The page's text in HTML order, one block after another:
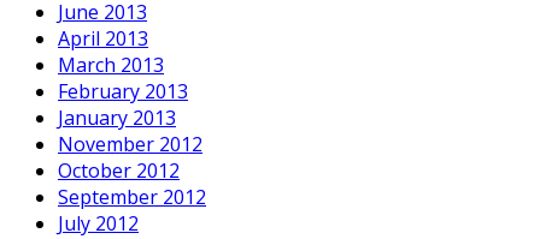
June 2013
April 2013
March 2013
February 2013
January 2013
November 2012
October 2012
September 2012
July 2012